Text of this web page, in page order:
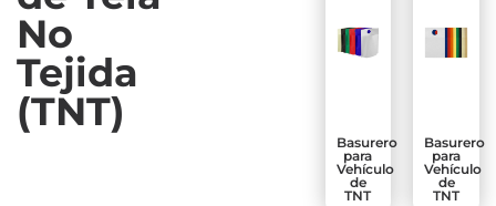
No
Tejida
(TNT)
Basurero
para
Vehículo
de
TNT
Basurero
para
Vehículo
de
TNT